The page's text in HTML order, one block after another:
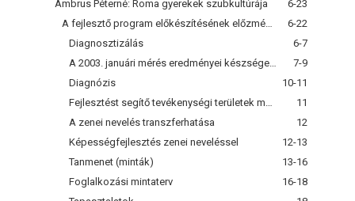
Ambrus Péterné: Roma gyerekek szubkultúrája
6-23
6-22
Diagnosztizálás
6-7
7-9
Diagnózis
10-11
11
A zenei nevelés transzferhatása
12
Képességfejlesztés zenei neveléssel
12-13
Tanmenet (minták)
13-16
Foglalkozási mintaterv
16-18